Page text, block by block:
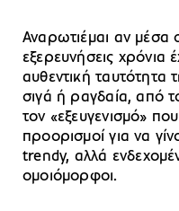
Αναρωτιέμαι αν μέσα
εξερευνήσεις χρόνια
αυθεντική ταυτότητα
σιγά ή ραγδαία, από
τον «εξευγενισμό»
προορισμοί για να
trendy, αλλά
ομοιόμορφοι.